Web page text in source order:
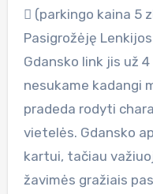
 (parkingo kaina 5
Pasigrožėję
Gdansko link jis už
nesukame kadangi
pradeda rodyti
vietelės. Gdansko
kartui, tačiau
žavimės gražiais